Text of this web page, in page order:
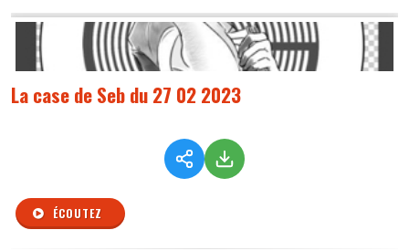
La case de Seb du 27 02 2023
ÉCOUTEZ